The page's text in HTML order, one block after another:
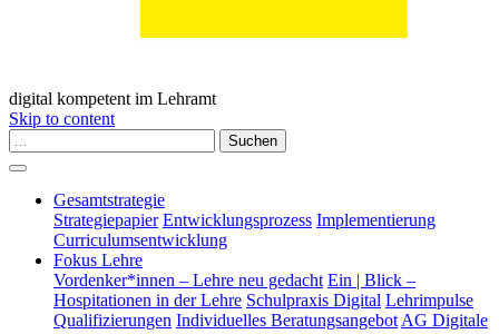
digital kompetent im Lehramt
Skip to content
Suchen
Gesamtstrategie
Strategiepapier Entwicklungsprozess Implementierung
Curriculumsentwicklung
Fokus Lehre
Vordenker*innen – Lehre neu gedacht Ein | Blick –
Hospitationen in der Lehre Schulpraxis Digital Lehrimpulse
Qualifizierungen Individuelles Beratungsangebot AG Digitale